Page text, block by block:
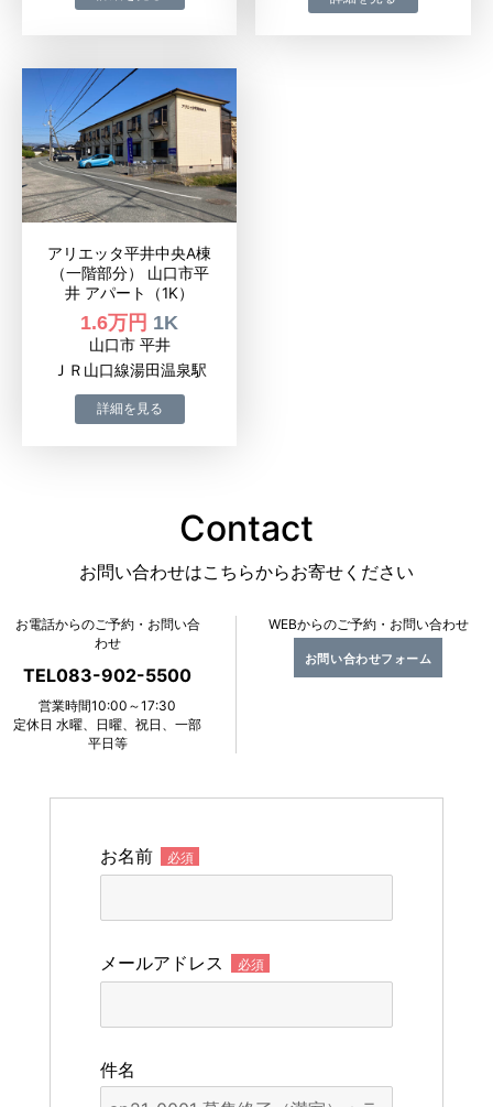
アリエッタ平井中央A棟
（一階部分） 山口市平
井 アパート（1K）
1.6万円 1K
山口市 平井
ＪＲ山口線湯田温泉駅
Contact
お問い合わせはこちらからお寄せください
お電話からのご予約・お問い合
わせ
TEL083-902-5500
営業時間10:00～17:30
定休日 水曜、日曜、祝日、一部
平日等
WEBからのご予約・お問い合わせ
お問い合わせフォーム
お名前 必須
メールアドレス 必須
件名